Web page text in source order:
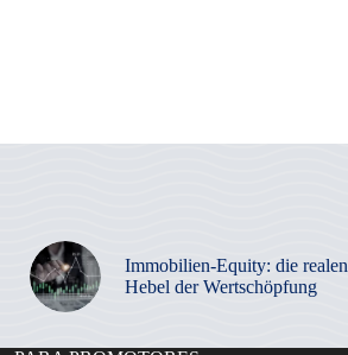
Immobilien-Equity: die realen
Hebel der Wertschöpfung